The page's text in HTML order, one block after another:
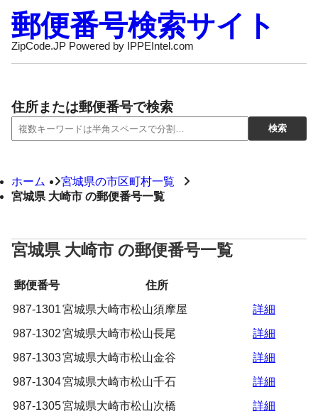
郵便番号検索サイト
ZipCode.JP Powered by IPPEIntel.com
住所または郵便番号で検索
ホーム
宮城県の市区町村一覧
宮城県 大崎市 の郵便番号一覧
宮城県 大崎市 の郵便番号一覧
郵便番号
住所
987-1301宮城県大崎市松山須摩屋
詳細
987-1302宮城県大崎市松山長尾
詳細
987-1303宮城県大崎市松山金谷
詳細
987-1304宮城県大崎市松山千石
詳細
987-1305宮城県大崎市松山次橋
詳細